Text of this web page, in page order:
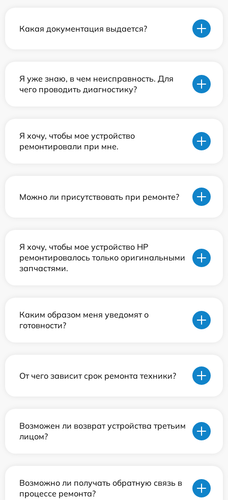
Какая документация выдается?
Я уже знаю, в чем неисправность. Для
чего проводить диагностику?
Я хочу, чтобы мое устройство
ремонтировали при мне.
Можно ли присутствовать при ремонте?
Я хочу, чтобы мое устройство HP
ремонтировалось только оригинальными
запчастями.
Каким образом меня уведомят о
готовности?
От чего зависит срок ремонта техники?
Возможен ли возврат устройства третьим
лицом?
Возможно ли получать обратную связь в
процессе ремонта?